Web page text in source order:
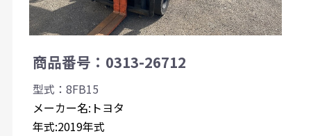
商品番号：0313-26712
型式：8FB15
メーカー名:トヨタ
年式:2019年式